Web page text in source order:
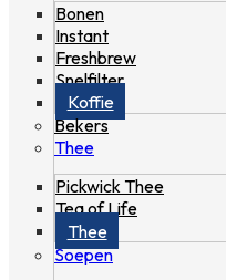
Bonen
Instant
Freshbrew
Snelfilter
Koffie
Bekers
Thee
Pickwick Thee
Tea of Life
Thee
Soepen